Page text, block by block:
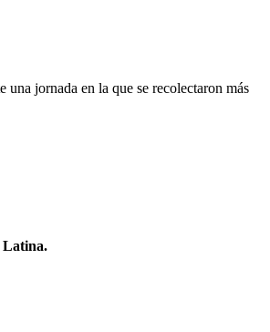
jornada en la que se recolectaron más
Latina.